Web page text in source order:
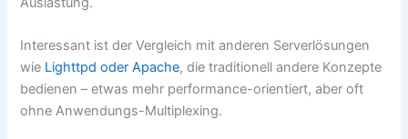
Interessant ist der Vergleich mit anderen Serverlösungen
wie Lighttpd oder Apache, die traditionell andere Konzepte
bedienen – etwas mehr performance-orientiert, aber oft
ohne Anwendungs-Multiplexing.